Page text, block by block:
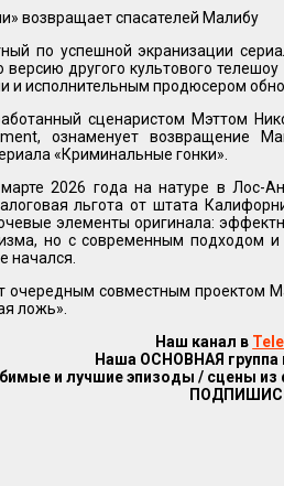
по успешной экранизации
версию другого культового
и исполнительным продюсером
сценаристом Мэттом
ознаменует
«Криминальные гонки».
марте 2026 года на натуре в Лос-
льгота от штата
элементы оригинала:
но с современным подходом
начался.
очередным совместным проектом
ложь».
Наш канал в
Наша ОСНОВНАЯ группа
и лучшие эпизоды / сцены